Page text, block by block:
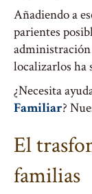
Añadiendo a
parientes
administración
localizarlos ha
¿Necesita
Familiar?
El
familias